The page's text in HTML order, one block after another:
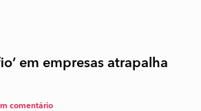
em empresas atrapalha
comentário